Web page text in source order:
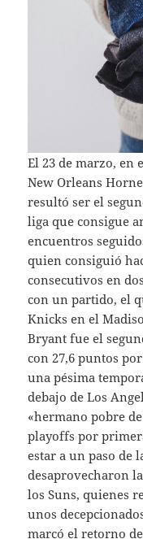
El 23 de marzo, en
New Orleans
resultó ser el
liga que consigue
encuentros
quien consiguió
consecutivos en
con un partido, el
Knicks en el
Bryant fue el
con 27,6 puntos
una pésima
debajo de Los
«hermano pobre
playoffs por
estar a un paso de
desaprovecharon
los Suns, quienes
unos
marcó el retorno